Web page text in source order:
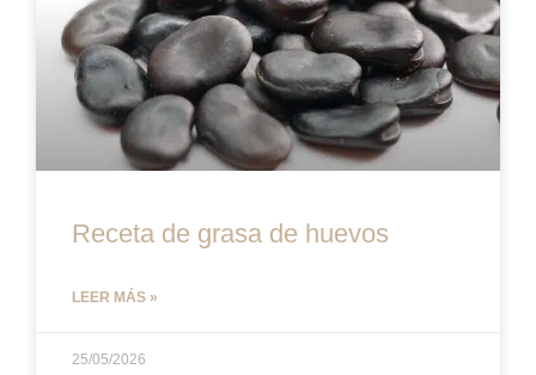
Receta de grasa de huevos
LEER MÁS »
25/05/2026